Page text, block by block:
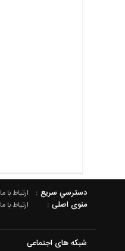
دسترسي سريع : ارتباط با ما
منوی اصلی : ارتباط با ما
شبکه های اجتماعی